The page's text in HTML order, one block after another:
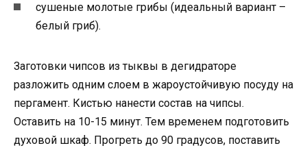
сушеные молотые грибы (идеальный вариант –
белый гриб).
Заготовки чипсов из тыквы в дегидраторе
разложить одним слоем в жароустойчивую посуду на
пергамент. Кистью нанести состав на чипсы.
Оставить на 10-15 минут. Тем временем подготовить
духовой шкаф. Прогреть до 90 градусов, поставить